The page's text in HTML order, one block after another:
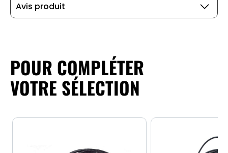
Avis produit
POUR COMPLÉTER
VOTRE SÉLECTION